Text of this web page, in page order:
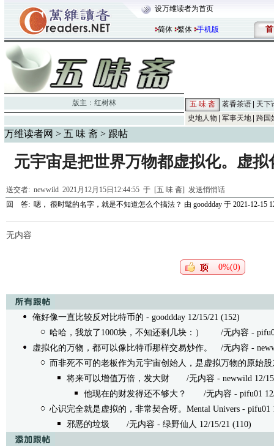
设万维读者为首页
简体 繁体 手机版 首
版主： 红树林 五 味 斋 茗香茶语
天下
史地人物
军事天地 跨国
万维读者网 > 五 味 斋 > 跟帖
元宇宙是把世界万物都虚拟化。虚
送交者: newwild 2021月12月15日12:44:55 于 [五 味 斋] 发送悄悄话
回 答: 嗯， 很时髦的名字，就是不知道怎么个搞法？ 由 gooddday 于 2021-12-15
无内容
0%(0)
俺好像一直比较反对比特币的 - gooddday 12/15/21 (152)
哈哈，我放了1000块，不知还剩几块：）
/无内容 -
虚拟化的万物，都可以像比特币那样交易炒作。
/无内容 -
而非死不可的老板作为元宇宙创始人，是虚拟万物的原始股
将来可以增值万倍，发大财 /无内容 - newwild 12/
他现在的财发得还不够大？
/无内容 - pifu01 12/
心识完全就是虚拟的，非常契合呀。Mental Univers - pifu01
邪恶的垃圾 /无内容 - 绿野仙人 12/15/21 (110)